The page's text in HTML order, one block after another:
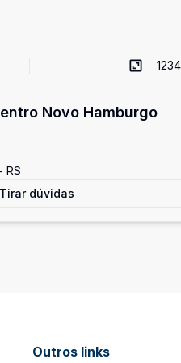
1234
Novo Hamburgo
RS
Tirar dúvidas
Outros links